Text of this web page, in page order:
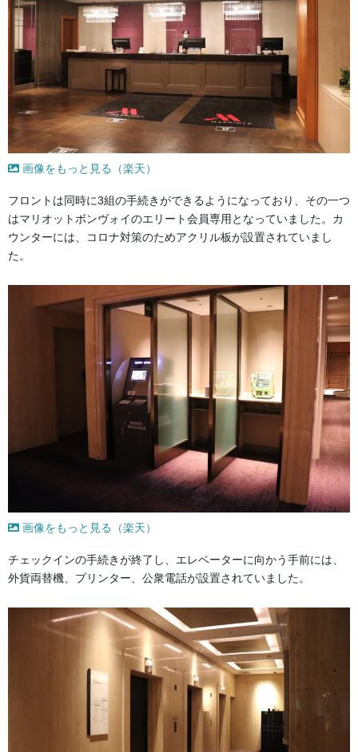
画像をもっと見る（楽天）
フロントは同時に3組の手続きができるようになっており、その一つ
はマリオットボンヴォイのエリート会員専用となっていました。カ
ウンターには、コロナ対策のためアクリル板が設置されていまし
た。
画像をもっと見る（楽天）
チェックインの手続きが終了し、エレベーターに向かう手前には、
外貨両替機、プリンター、公衆電話が設置されていました。